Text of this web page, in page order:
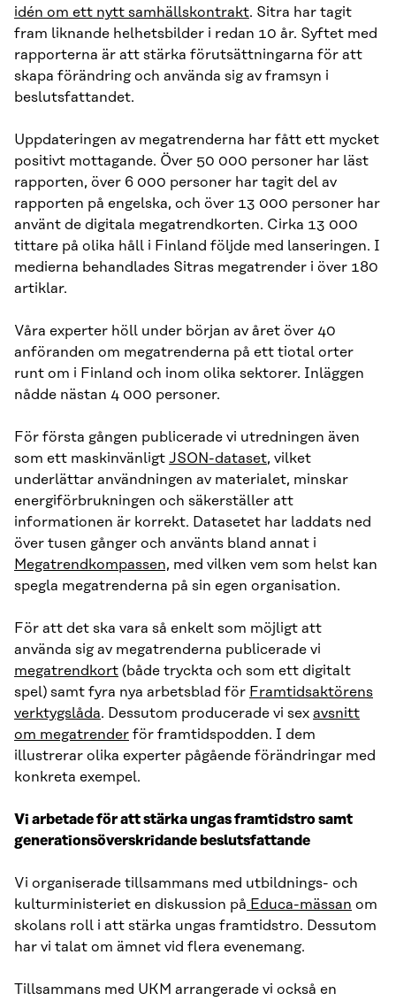
idén om ett nytt samhällskontrakt. Sitra har tagit
fram liknande helhetsbilder i redan 10 år. Syftet med
rapporterna är att stärka förutsättningarna för att
skapa förändring och använda sig av framsyn i
beslutsfattandet.
Uppdateringen av megatrenderna har fått ett mycket
positivt mottagande. Över 50 000 personer har läst
rapporten, över 6 000 personer har tagit del av
rapporten på engelska, och över 13 000 personer har
använt de digitala megatrendkorten. Cirka 13 000
tittare på olika håll i Finland följde med lanseringen. I
medierna behandlades Sitras megatrender i över 180
artiklar.
Våra experter höll under början av året över 40
anföranden om megatrenderna på ett tiotal orter
runt om i Finland och inom olika sektorer. Inläggen
nådde nästan 4 000 personer.
För första gången publicerade vi utredningen även
som ett maskinvänligt JSON-dataset, vilket
underlättar användningen av materialet, minskar
energiförbrukningen och säkerställer att
informationen är korrekt. Datasetet har laddats ned
över tusen gånger och använts bland annat i
Megatrendkompassen, med vilken vem som helst kan
spegla megatrenderna på sin egen organisation.
För att det ska vara så enkelt som möjligt att
använda sig av megatrenderna publicerade vi
megatrendkort (både tryckta och som ett digitalt
spel) samt fyra nya arbetsblad för Framtidsaktörens
verktygslåda. Dessutom producerade vi sex avsnitt
om megatrender för framtidspodden. I dem
illustrerar olika experter pågående förändringar med
konkreta exempel.
Vi arbetade för att stärka ungas framtidstro samt
generationsöverskridande beslutsfattande
Vi organiserade tillsammans med utbildnings- och
kulturministeriet en diskussion på Educa-mässan om
skolans roll i att stärka ungas framtidstro. Dessutom
har vi talat om ämnet vid flera evenemang.
Tillsammans med UKM arrangerade vi också en